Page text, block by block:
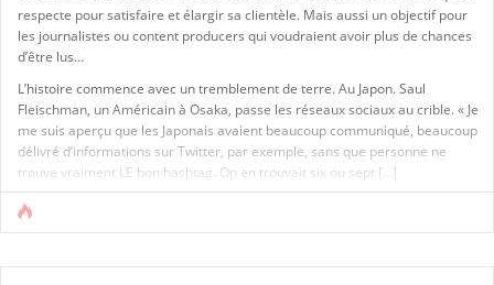
respecte pour satisfaire et élargir sa clientèle. Mais aussi un objectif pour
les journalistes ou content producers qui voudraient avoir plus de chances
d’être lus…
L’histoire commence avec un tremblement de terre. Au Japon. Saul
Fleischman, un Américain à Osaka, passe les réseaux sociaux au crible. « Je
me suis aperçu que les Japonais avaient beaucoup communiqué, beaucoup
délivré d’informations sur Twitter, par exemple, sans que personne ne
trouve vraiment LE bon hashtag. On en trouvait six ou sept [...]